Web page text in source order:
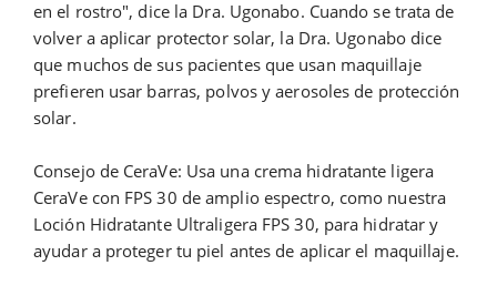
en el rostro", dice la Dra. Ugonabo. Cuando se trata de
volver a aplicar protector solar, la Dra. Ugonabo dice
que muchos de sus pacientes que usan maquillaje
prefieren usar barras, polvos y aerosoles de protección
solar.
Consejo de CeraVe: Usa una crema hidratante ligera
CeraVe con FPS 30 de amplio espectro, como nuestra
Loción Hidratante Ultraligera FPS 30, para hidratar y
ayudar a proteger tu piel antes de aplicar el maquillaje.